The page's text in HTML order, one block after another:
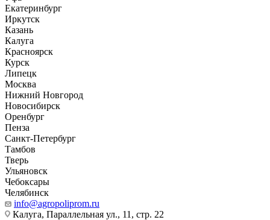
Екатеринбург
Иркутск
Казань
Калуга
Красноярск
Курск
Липецк
Москва
Нижний Новгород
Новосибирск
Оренбург
Пенза
Санкт-Петербург
Тамбов
Тверь
Ульяновск
Чебоксары
Челябинск
info@agropoliprom.ru
Калуга, Параллельная ул., 11, стр. 22